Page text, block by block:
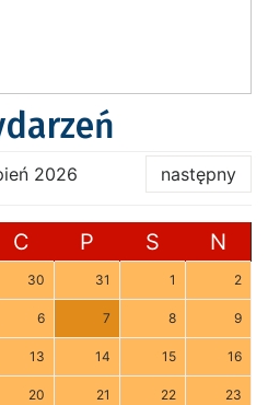
2026 następny
C P S N
30 31 1 2
6 7 8 9
13 14 15 16
20 21 22 23